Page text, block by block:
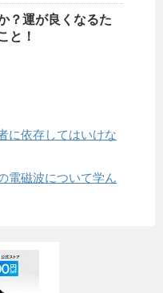
？運が良くなるた
と！
に依存してはいけな
電磁波について学ん